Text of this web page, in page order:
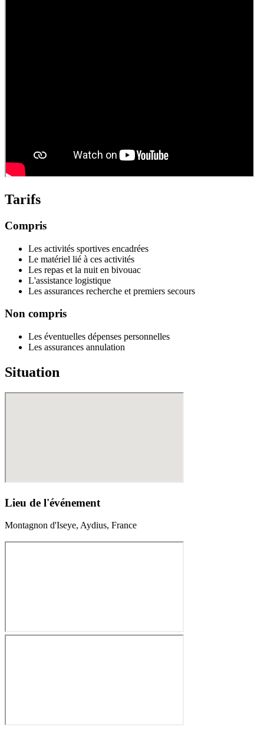
Tarifs
Compris
Les activités sportives encadrées
Le matériel lié à ces activités
Les repas et la nuit en bivouac
L'assistance logistique
Les assurances recherche et premiers secours
Non compris
Les éventuelles dépenses personnelles
Les assurances annulation
Situation
Lieu de l'événement
Montagnon d'Iseye, Aydius, France